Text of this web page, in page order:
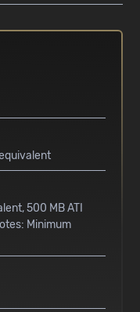
500 MB ATI
Minimum